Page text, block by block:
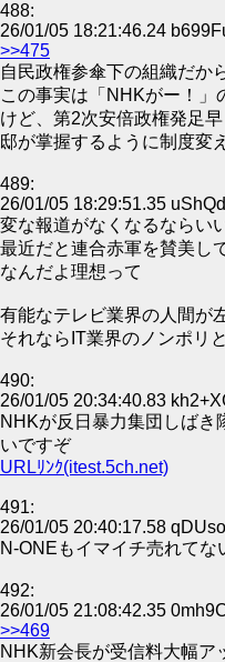
488:
26/01/05 18:21:46.24
>>475
自民政権参傘下の組織だか
この事実は「NHKがー！」
けど、第2次安倍政権発足
邸が掌握するように制度変
489:
26/01/05 18:29:51.35
変な報道がなくなるならい
最近だと連合赤軍を賛美し
なんだよ理想って
有能なテレビ業界の人間が
それならIT業界のノンポリ
490:
26/01/05 20:34:40.83
NHKが反日暴力集団しばき
いですぞ
URLﾘﾝｸ(itest.5ch.net)
491:
26/01/05 20:40:17.58
N-ONEもイマイチ売れてな
492:
26/01/05 21:08:42.35
>>469
NHK新会長が受信料大幅ア